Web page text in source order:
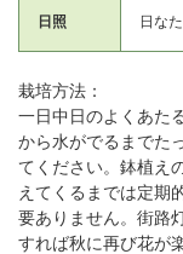
日照 日なた
栽培方法：
一日中日のよくあた
から水がでるまでた
てください。鉢植え
えてくるまでは定期
要ありません。街路
すれば秋に再び花が